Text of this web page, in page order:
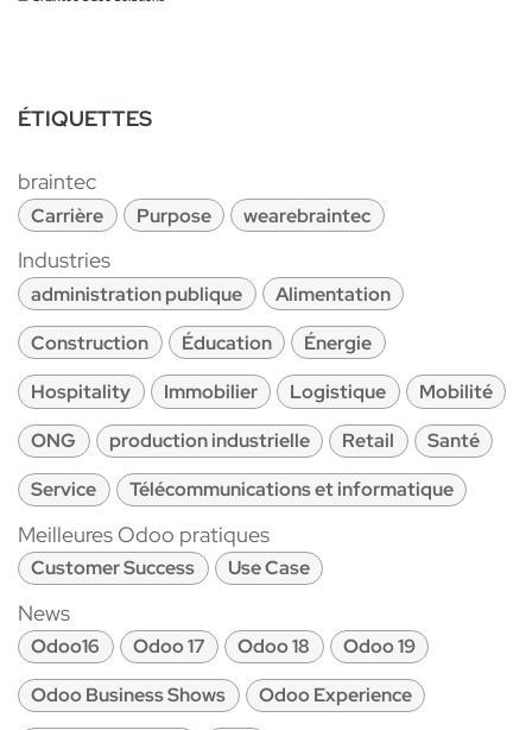
ÉTIQUETTES
braintec
Carrière Purpose wearebraintec
Industries
administration publique
Alimentation
Construction
Éducation
Énergie
Hospitality
Immobilier Logistique
Mobilité
ONG
production industrielle Retail
Santé
Service
Télécommunications et informatique
Meilleures Odoo pratiques
Customer Success Use Case
News
Odoo16 Odoo 17 Odoo 18
Odoo 19
Odoo Business Shows
Odoo Experience